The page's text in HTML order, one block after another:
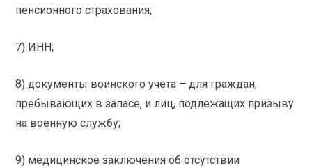
пенсионного страхования;
7) ИНН;
8) документы воинского учета – для граждан,
пребывающих в запасе, и лиц, подлежащих призыву
на военную службу;
9) медицинское заключения об отсутствии